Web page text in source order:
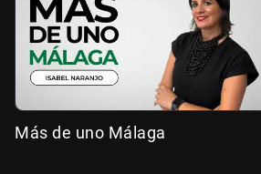
Más de uno Málaga